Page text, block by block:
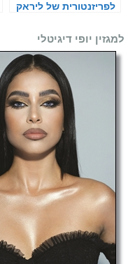
לפריזנטורית של ליראק
למגזין יופי דיגיטלי